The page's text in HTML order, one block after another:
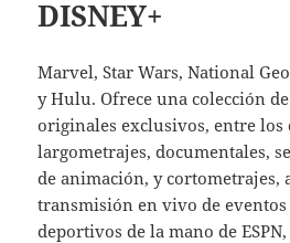
DISNEY+
Marvel, Star Wars, National
y Hulu. Ofrece una colección
originales exclusivos, entre los
largometrajes, documentales,
de animación, y cortometrajes,
transmisión en vivo de
deportivos de la mano de